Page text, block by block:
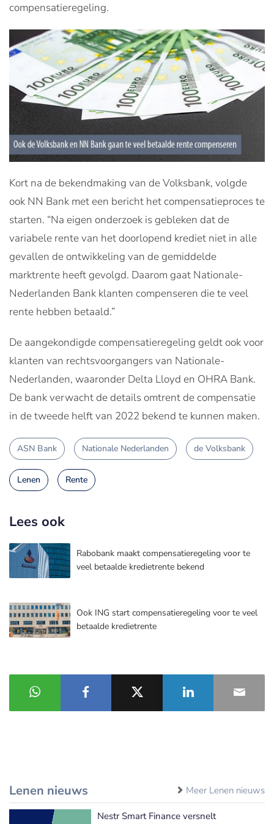
compensatieregeling.
Kort na de bekendmaking van de Volksbank, volgde
ook NN Bank met een bericht het compensatieproces te
starten. “Na eigen onderzoek is gebleken dat de
variabele rente van het doorlopend krediet niet in alle
gevallen de ontwikkeling van de gemiddelde
marktrente heeft gevolgd. Daarom gaat Nationale-
Nederlanden Bank klanten compenseren die te veel
rente hebben betaald.”
De aangekondigde compensatieregeling geldt ook voor
klanten van rechtsvoorgangers van Nationale-
Nederlanden, waaronder Delta Lloyd en OHRA Bank.
De bank verwacht de details omtrent de compensatie
in de tweede helft van 2022 bekend te kunnen maken.
ASN Bank Nationale Nederlanden de Volksbank
Lenen Rente
Lees ook
Rabobank maakt compensatieregeling voor te
veel betaalde kredietrente bekend
Ook ING start compensatieregeling voor te veel
betaalde kredietrente
Lenen nieuws Meer Lenen nieuws
Nestr Smart Finance versnelt